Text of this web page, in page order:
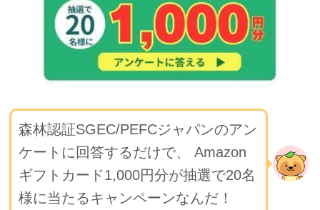
森林認証SGEC/PEFCジャパンのアン
ケートに回答するだけで、 Amazon
ギフトカード1,000円分が抽選で20名
様に当たるキャンペーンなんだ！